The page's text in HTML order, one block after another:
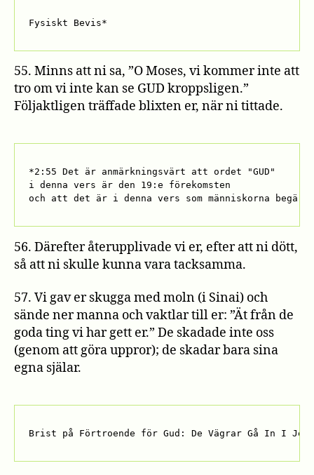
Fysiskt Bevis*
55. Minns att ni sa, ”O Moses, vi kommer inte att
tro om vi inte kan se GUD kroppsligen.”
Följaktligen träffade blixten er, när ni tittade.
*2:55 Det är anmärkningsvärt att ordet "GUD"
i denna vers är den 19:e förekomsten
och att det är i denna vers som människorna
56. Därefter återupplivade vi er, efter att ni dött,
så att ni skulle kunna vara tacksamma.
57. Vi gav er skugga med moln (i Sinai) och
sände ner manna och vaktlar till er: ”Ät från de
goda ting vi har gett er.” De skadade inte oss
(genom att göra uppror); de skadar bara sina
egna själar.
Brist på Förtroende för Gud: De Vägrar Gå In I